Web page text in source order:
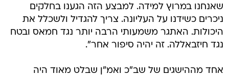
שאנחנו במרוץ למידה. למבצע הזה הגענו בחלקים
ניכרים כשידנו על העליונה. צריך להגדיל ולשכלל את
היכולות. האתגר משמעותי הרבה יותר נגד חמאס ובטח
נגד חיזבאללה. זה יהיה סיפור אחר".
אחד מההישגים של שב"כ ואמ"ן שבלט מאוד היה